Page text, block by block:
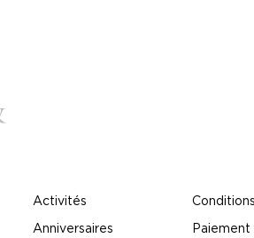
Activités
Anniversaires Paiement